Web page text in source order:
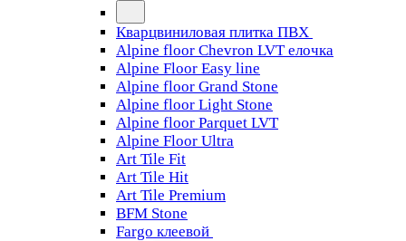
Кварцвиниловая плитка ПВХ
Alpine floor Chevron LVT елочка
Alpine Floor Easy line
Alpine floor Grand Stone
Alpine floor Light Stone
Alpine floor Parquet LVT
Alpine Floor Ultra
Art Tile Fit
Art Tile Hit
Art Tile Premium
BFM Stone
Fargo клеевой